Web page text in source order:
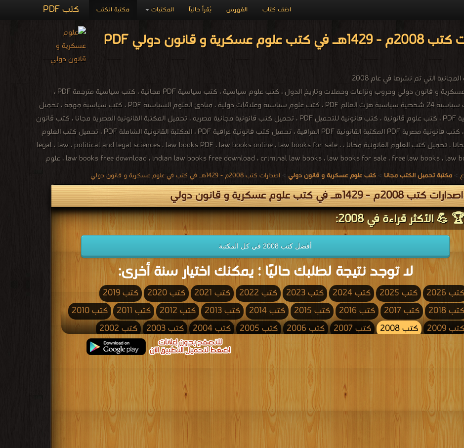
كتب PDF مكتبة الكتب المكتبات يُقرأ حالياً الفهرس اضف كتاب
اصدارات كتب 2008م - 1429هـ في كتب علوم عسكرية و قانون دولي PDF
التي تم نشرها في عام 2008
كتب علوم عسكرية و قانون دولي وحروب ونزاعات وحملات وتاريخ الدول ، كتب علوم سياسية ، كتب سياسية PDF مجانية ، كتب سياسية مترجمة PDF ،
تحميل كتب سياسية 24 شخصية سياسية هزت العالم PDF ، كتب علوم سياسية وعلاقات دولية ، مبادئ العلوم السياسية PDF ، كتب سياسية مهمة ، تحميل
كتب سياسية PDF ، كتب علوم قانونية ، كتب قانونية للتحميل PDF ، تحميل كتب قانونية مجانية مصريه ، تحميل المكتبة القانونية المصرية مجانا ، كتب قانون
جنائي PDF ، كتب قانونية مصرية PDF المكتبة القانونية PDF العراقية ، تحميل كتب قانونية عراقية PDF ، المكتبة القانونية الشاملة PDF ، تحميل كتب العلوم
السياسية مجانا ، تحميل كتب العلوم القانونية مجانا ، legal ، law ، political and legal sciences ، law books PDF ، law books online ، law books for sale ،
law books free download ، indian law books free download ، criminal law books ، law books for sale ، free law books ، law books online ، company law books ، indian law books ، علوم
> مكتبة تحميل الكتب مجانا > كتب علوم عسكرية و قانون دولي > اصدارات كتب 2008م - 1429هـ في كتب في علوم عسكرية و قانون دولي
اصدارات كتب 2008م - 1429هـ في كتب علوم عسكرية و قانون دولي
💪 الأكثر قراءة في 2008:
أفضل كتب 2008 في كل المكتبة
لا توجد نتيجة لطلبك حاليًا ؛ يمكنك اختيار سنة أخرى:
كتب 2026 كتب 2025 كتب 2024 كتب 2023 كتب 2022 كتب 2021 كتب 2020
كتب 2019
كتب 2018
كتب 2017 كتب 2016 كتب 2015 كتب 2014 كتب 2013 كتب 2012 كتب 2011
كتب 2010
كتب 2009
كتب 2008 كتب 2007 كتب 2006 كتب 2005 كتب 2004 كتب 2003
كتب 2002
كتب 2001
كتب 1998 كتب 1997 كتب 1996 كتب 1995 كتب 1994
كتب 1993
كتب 1989 كتب 1988 كتب 1985
كتب 1984
كتب 1979 كتب 1977 كتب 1976
كتب 1975
كتب 1974
كتب 1971 كتب 1970 كتب 1969 كتب 1968 كتب 1967
كتب 1966
كتب 1965
كتب 1962 كتب 1961 كتب 1960 كتب 1959 كتب 1958
كتب 1957
كتب 1952 كتب 1949
كتب 1948